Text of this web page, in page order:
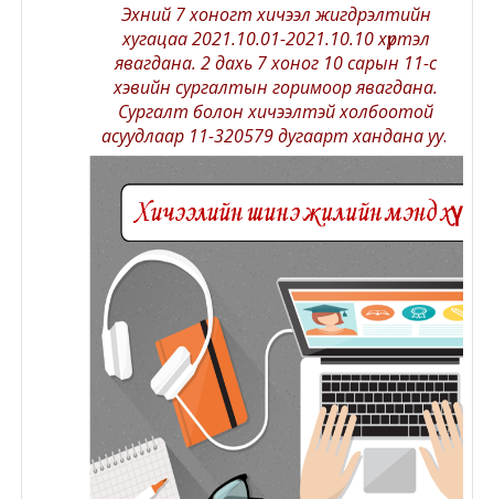
Moodle.com
жишээ 2
Moodle
community
Moodle
free support
Moodle
development
Moodle
Эхний 7 хоногт хичээл жигдрэлтийн
хугацаа 2021.10.01-2021.10.10 хүртэл
явагдана. 2 дахь 7 хоног 10 сарын 11-с
хэвийн сургалтын горимоор явагдана.
Сургалт болон хичээлтэй холбоотой
асуудлаар 11-320579 дугаарт хандана уу.